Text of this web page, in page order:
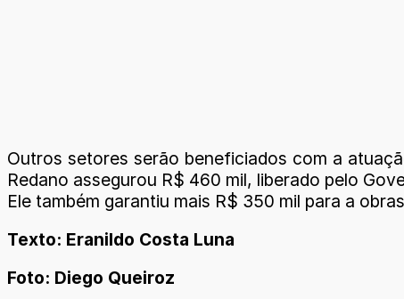
Outros setores serão beneficiados com a
Redano assegurou R$ 460 mil, liberado pelo
Ele também garantiu mais R$ 350 mil para a
Texto: Eranildo Costa Luna
Foto: Diego Queiroz